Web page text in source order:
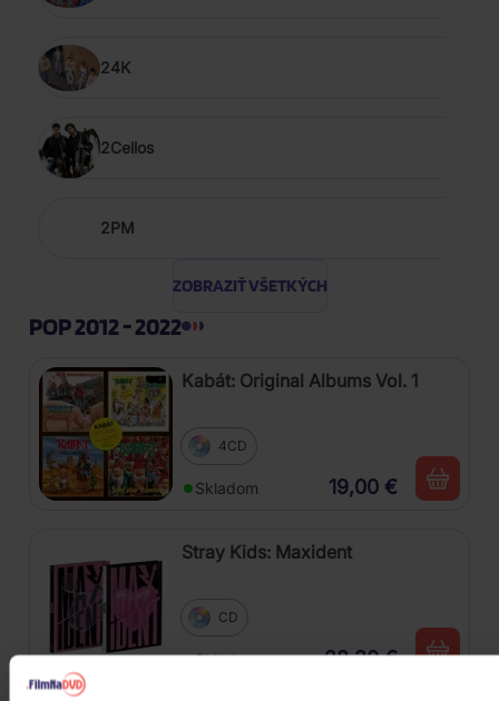
24K
2Cellos
2PM
ZOBRAZIŤ VŠETKÝCH
POP 2012 - 2022
Kabát: Original Albums Vol. 1
4CD
Skladom 19,00 €
Stray Kids: Maxident
CD
Skladom 28,30 €